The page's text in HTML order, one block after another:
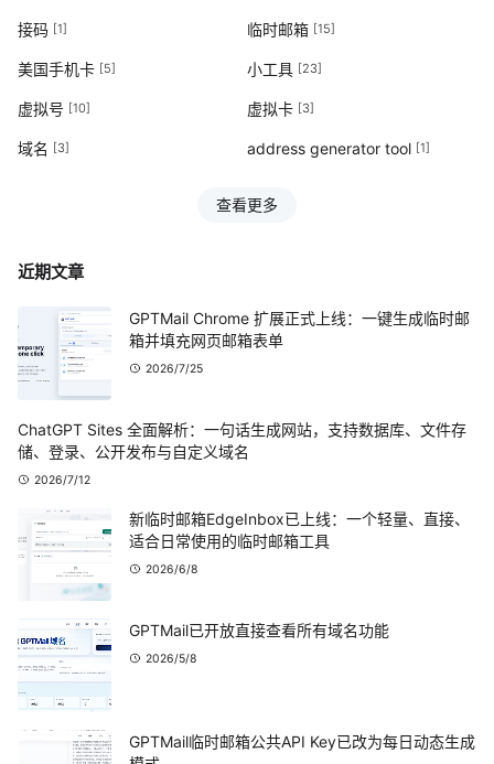
接码 [1] 临时邮箱 [15]
美国手机卡 [5] 小工具 [23]
虚拟号 [10] 虚拟卡 [3]
域名 [3] address generator tool [1]
查看更多
近期文章
GPTMail Chrome 扩展正式上线：一键生成临时邮
箱并填充网页邮箱表单
2026/7/25
ChatGPT Sites 全面解析：一句话生成网站，支持数据库、文件存
储、登录、公开发布与自定义域名
2026/7/12
新临时邮箱EdgeInbox已上线：一个轻量、直接、
适合日常使用的临时邮箱工具
2026/6/8
GPTMail已开放直接查看所有域名功能
2026/5/8
GPTMail临时邮箱公共API Key已改为每日动态生成